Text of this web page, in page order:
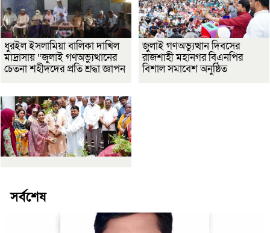
ধুরইল ইসলামিয়া বালিকা দাখিল
মাদ্রাসায় “জুলাই গণঅভ্যুত্থানের
চেতনা শহীদদের প্রতি শ্রদ্ধা জ্ঞাপন
জুলাই গণঅভ্যুত্থান দিবসের
রাজশাহী মহানগর বিএনপির
বিশাল সমাবেশ অনুষ্ঠিত
সর্বশেষ